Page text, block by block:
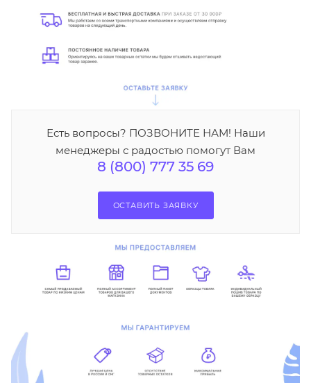
Есть вопросы? ПОЗВОНИТЕ НАМ! Наши
менеджеры с радостью помогут Вам
8 (800) 777 35 69
ОСТАВИТЬ ЗАЯВКУ